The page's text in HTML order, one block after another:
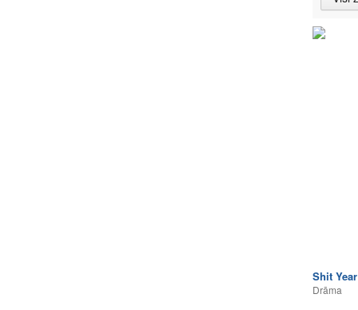
Shit Year
Drāma